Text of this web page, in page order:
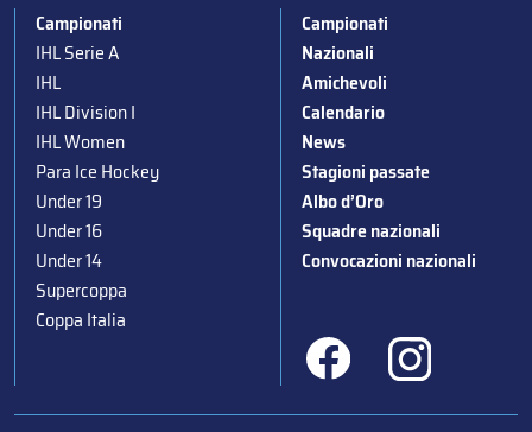
Campionati
IHL Serie A
IHL
IHL Division I
IHL Women
Para Ice Hockey
Under 19
Under 16
Under 14
Supercoppa
Coppa Italia
Campionati
Nazionali
Amichevoli
Calendario
News
Stagioni passate
Albo d’Oro
Squadre nazionali
Convocazioni nazionali